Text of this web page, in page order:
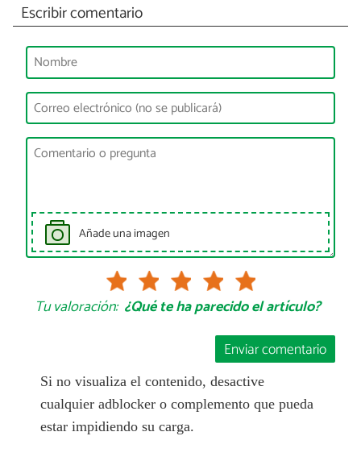
Escribir comentario
Añade una imagen
Tu valoración: ¿Qué te ha parecido el artículo?
Enviar comentario
Si no visualiza el contenido, desactive
cualquier adblocker o complemento que pueda
estar impidiendo su carga.